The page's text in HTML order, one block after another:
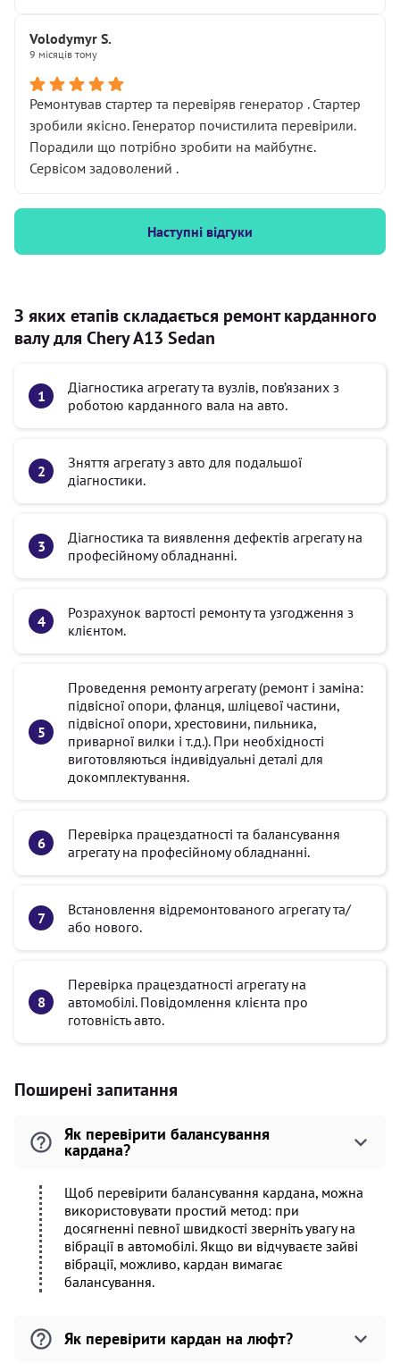
Volodymyr S.
9 місяців тому
Ремонтував стартер та перевіряв генератор . Стартер
зробили якісно. Генератор почистилита перевірили.
Порадили що потрібно зробити на майбутнє.
Сервісом задоволений .
Наступні відгуки
З яких етапів складається ремонт карданного
валу для Chery A13 Sedan
Діагностика агрегату та вузлів, пов’язаних з
роботою карданного вала на авто.
Зняття агрегату з авто для подальшої
діагностики.
Діагностика та виявлення дефектів агрегату на
професійному обладнанні.
Розрахунок вартості ремонту та узгодження з
клієнтом.
Проведення ремонту агрегату (ремонт і заміна:
підвісної опори, фланця, шліцевої частини,
підвісної опори, хрестовини, пильника,
приварної вилки і т.д.). При необхідності
виготовляються індивідуальні деталі для
докомплектування.
Перевірка працездатності та балансування
агрегату на професійному обладнанні.
Встановлення відремонтованого агрегату та/
або нового.
Перевірка працездатності агрегату на
автомобілі. Повідомлення клієнта про
готовність авто.
Поширені запитання
Як перевірити балансування
кардана?
Щоб перевірити балансування кардана, можна
використовувати простий метод: при
досягненні певної швидкості зверніть увагу на
вібрації в автомобілі. Якщо ви відчуваєте зайві
вібрації, можливо, кардан вимагає
балансування.
Як перевірити кардан на люфт?